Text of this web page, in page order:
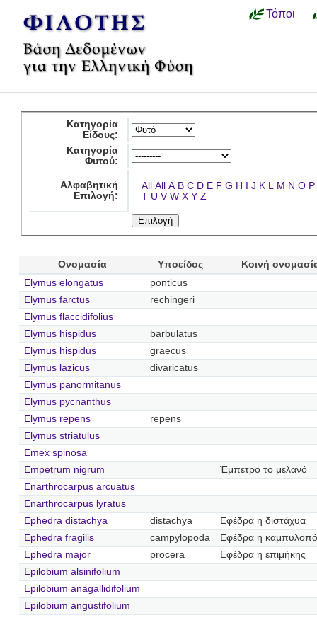
Τόποι
Κατηγορία
Είδους:
Κατηγορία
Φυτού:
Αλφαβητική
Επιλογή:
All All A B C D E F G H I J K L M N O P
T U V W X Y Z
Ονομασία Υποείδος
Κοινή
Elymus elongatus
ponticus
Elymus farctus
rechingeri
Elymus flaccidifolius
Elymus hispidus
barbulatus
Elymus hispidus
graecus
Elymus lazicus
divaricatus
Elymus panormitanus
Elymus pycnanthus
Elymus repens
repens
Elymus striatulus
Emex spinosa
Empetrum nigrum
Έμπετρο το μελανό
Enarthrocarpus arcuatus
Enarthrocarpus lyratus
Ephedra distachya
distachya
Εφέδρα η διστάχυα
Ephedra fragilis
campylopoda
Εφέδρα η
Ephedra major
procera
Εφέδρα η επιμήκης
Epilobium alsinifolium
Epilobium anagallidifolium
Epilobium angustifolium